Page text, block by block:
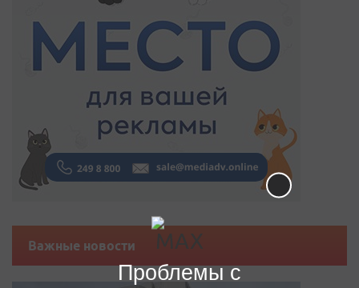
Важные новости
Проблемы с